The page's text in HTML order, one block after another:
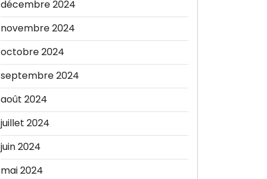
décembre 2024
novembre 2024
octobre 2024
septembre 2024
août 2024
juillet 2024
juin 2024
mai 2024